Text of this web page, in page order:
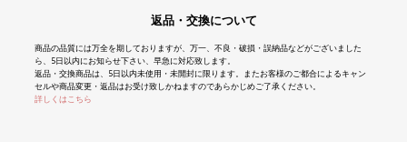
返品・交換について
商品の品質には万全を期しておりますが、万一、不良・破損・誤納品などがございました
ら、5日以内にお知らせ下さい、早急に対応致します。
返品・交換商品は、5日以内未使用・未開封に限ります。またお客様のご都合によるキャン
セルや商品変更・返品はお受け致しかねますのであらかじめご了承ください。
詳しくはこちら